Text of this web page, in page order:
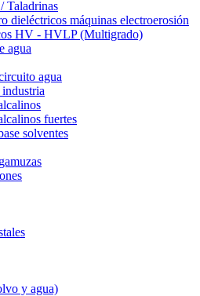
Taladrinas
dieléctricos máquinas electroerosión
HV - HVLP (Multigrado)
agua
agua
industria
fuertes
solventes
y agua)